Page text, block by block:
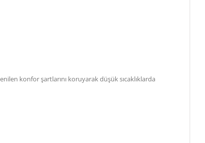
konfor şartlarını koruyarak düşük sıcaklıklarda